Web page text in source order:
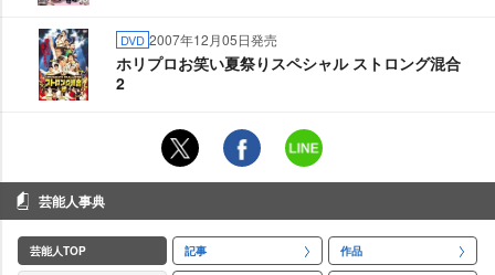
DVD 2007年12月05日発売
ホリプロお笑い夏祭りスペシャル ストロング混合
2
芸能人事典
芸能人TOP 記事 作品